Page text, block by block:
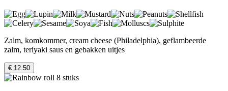
Zalm, komkommer, cream cheese (Philadelphia), geflambeerde
zalm, teriyaki saus en gebakken uitjes
€ 12.50